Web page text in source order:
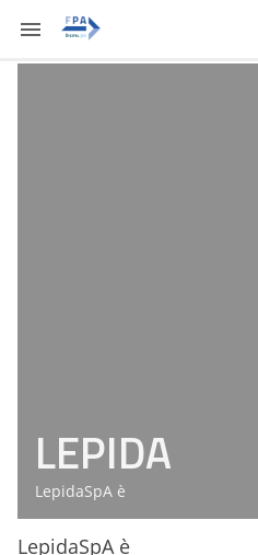
LEPIDA
LepidaSpA è
LepidaSpA è